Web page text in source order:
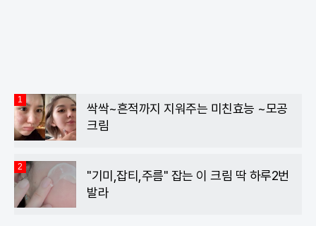
1
싹싹~흔적까지 지워주는 미친효능 ~모공
크림
2
"기미,잡티,주름" 잡는 이 크림 딱 하루2번
발라